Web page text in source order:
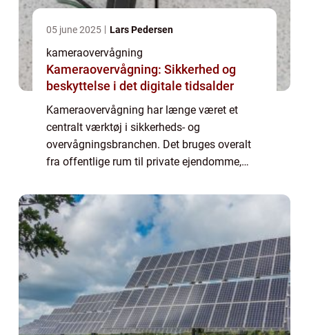
05 june 2025 Lars Pedersen
kameraovervågning
Kameraovervågning: Sikkerhed og
beskyttelse i det digitale tidsalder
Kameraovervågning har længe været et
centralt værktøj i sikkerheds- og
overvågningsbranchen. Det bruges overalt
fra offentlige rum til private ejendomme,
forebygge ...